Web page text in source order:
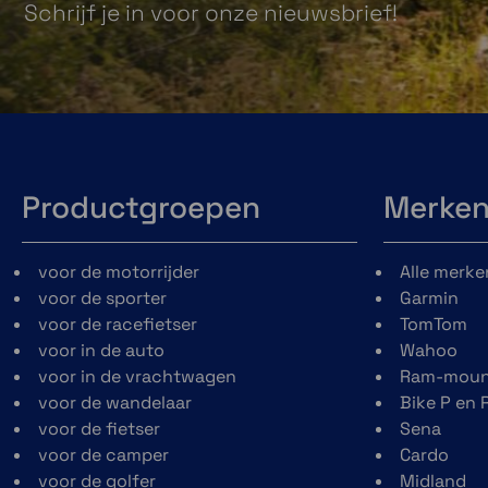
Audio
Ingebouwde SBC Codec
Advanced Noise Control™
Wide volume control
Type: Lithium polymeer
Schrijf je in voor onze nieuwsbrief!
Productgroepen
voor de motorrijder
voor de sporter
voor de racefietser
voor in de auto
voor in de vrachtwagen
voor de wandelaar
voor de fietser
voor de camper
voor de golfer
Merken
Alle
Garmin
TomTom
Wahoo
Ram-
Bike P en
Sena
Cardo
Midland